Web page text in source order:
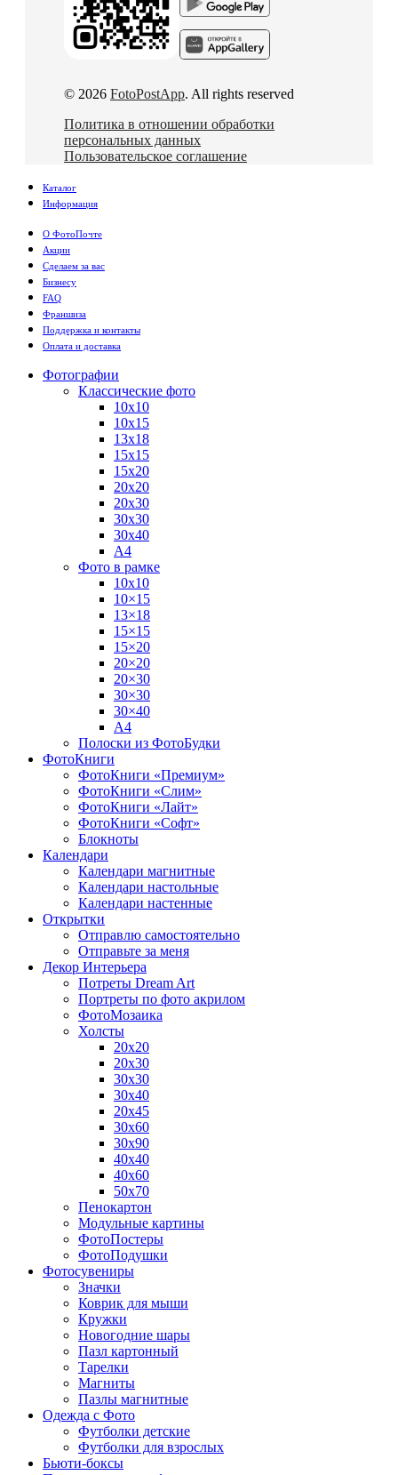
© 2026 FotoPostApp. All rights reserved
Политика в отношении обработки
персональных данных
Пользовательское соглашение
Каталог
Информация
О ФотоПочте
Акции
Сделаем за вас
Бизнесу
FAQ
Франшиза
Поддержка и контакты
Оплата и доставка
Фотографии
Классические фото
10х10
10х15
13х18
15х15
15х20
20х20
20х30
30х30
30х40
А4
Фото в рамке
10х10
10×15
13×18
15×15
15×20
20×20
20×30
30×30
30×40
A4
Полоски из ФотоБудки
ФотоКниги
ФотоКниги «Премиум»
ФотоКниги «Слим»
ФотоКниги «Лайт»
ФотоКниги «Софт»
Блокноты
Календари
Календари магнитные
Календари настольные
Календари настенные
Открытки
Отправлю самостоятельно
Отправьте за меня
Декор Интерьера
Потреты Dream Art
Портреты по фото акрилом
ФотоМозаика
Холсты
20х20
20х30
30х30
30х40
20х45
30х60
30х90
40х40
40х60
50х70
Пенокартон
Модульные картины
ФотоПостеры
ФотоПодушки
Фотоcувениры
Значки
Коврик для мыши
Кружки
Новогодние шары
Пазл картонный
Тарелки
Магниты
Пазлы магнитные
Одежда с Фото
Футболки детские
Футболки для взрослых
Бьюти-боксы